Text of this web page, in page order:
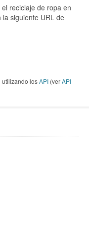
reciclaje de ropa en
la siguiente URL de
utilizando losAPI (verAPI